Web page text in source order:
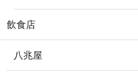
飲食店
八兆屋